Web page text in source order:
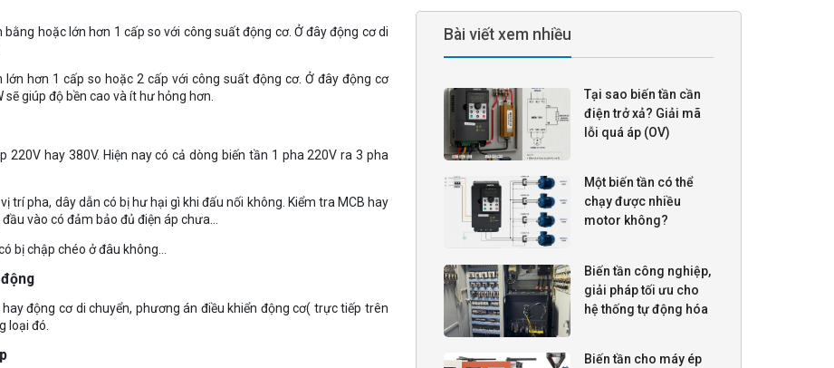
hoặc lớn hơn 1 cấp so với công suất động cơ. Ở đây động cơ di
hơn 1 cấp so hoặc 2 cấp với công suất động cơ. Ở đây động cơ
giúp độ bền cao và ít hư hỏng hơn.
220V hay 380V. Hiện nay có cả dòng biến tần 1 pha 220V ra 3 pha
trí pha, dây dẫn có bị hư hại gì khi đấu nối không. Kiểm tra MCB hay
vào có đảm bảo đủ điện áp chưa…
bị chập chéo ở đâu không…
động cơ di chuyển, phương án điều khiển động cơ( trực tiếp trên
loại đó.
Bài viết xem nhiều
Tại sao biến tần cần
điện trở xả? Giải mã
lỗi quá áp (OV)
Một biến tần có thể
chạy được nhiều
motor không?
Biến tần công nghiệp,
giải pháp tối ưu cho
hệ thống tự động hóa
Biến tần cho máy ép